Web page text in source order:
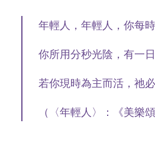
年輕人，年輕人，你每
你所用分秒光陰，有一
若你現時為主而活，祂必
（〈年輕人〉：《美樂